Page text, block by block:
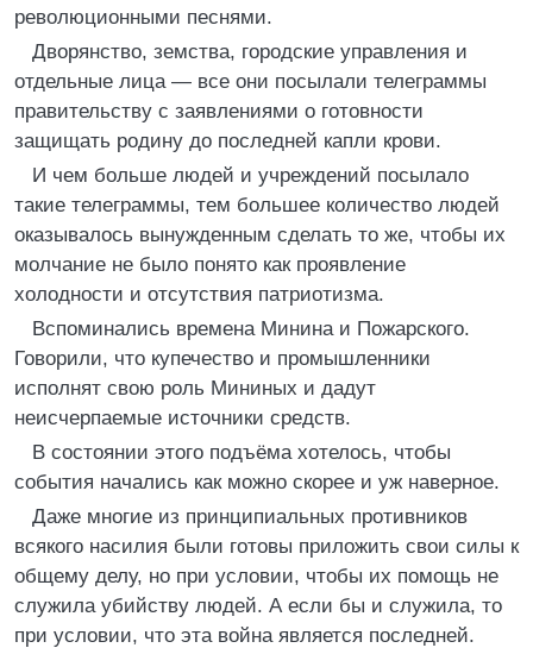
революционными песнями.
Дворянство, земства, городские управления и
отдельные лица — все они посылали телеграммы
правительству с заявлениями о готовности
защищать родину до последней капли крови.
И чем больше людей и учреждений посылало
такие телеграммы, тем большее количество людей
оказывалось вынужденным сделать то же, чтобы их
молчание не было понято как проявление
холодности и отсутствия патриотизма.
Вспоминались времена Минина и Пожарского.
Говорили, что купечество и промышленники
исполнят свою роль Мининых и дадут
неисчерпаемые источники средств.
В состоянии этого подъёма хотелось, чтобы
события начались как можно скорее и уж наверное.
Даже многие из принципиальных противников
всякого насилия были готовы приложить свои силы к
общему делу, но при условии, чтобы их помощь не
служила убийству людей. А если бы и служила, то
при условии, что эта война является последней.